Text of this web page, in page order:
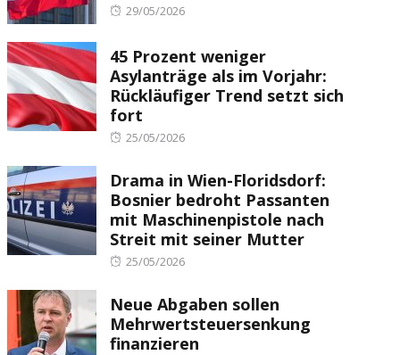
Posted
29/05/2026
45 Prozent weniger
Asylanträge als im Vorjahr:
Rückläufiger Trend setzt sich
fort
Posted
25/05/2026
Drama in Wien-Floridsdorf:
Bosnier bedroht Passanten
mit Maschinenpistole nach
Streit mit seiner Mutter
Posted
25/05/2026
Neue Abgaben sollen
Mehrwertsteuersenkung
finanzieren